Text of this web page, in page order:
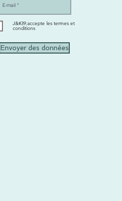
J&#39;accepte les termes et
conditions
Envoyer des données